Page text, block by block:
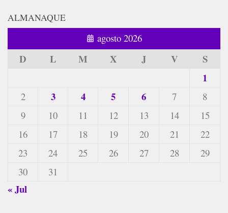
ALMANAQUE
agosto 2026
D L M X J V
S
1
2 3 4 5 6 7
8
9
10 11 12 13 14
15
16
17 18 19 20 21
22
23
24 25 26 27 28
29
30
31
« Jul